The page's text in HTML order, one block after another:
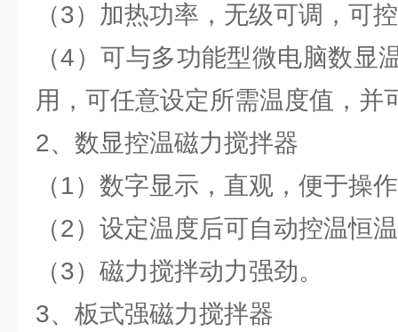
（3）加热功率，无级可调，可
（4）可与多功能型微电脑数显
用，可任意设定所需温度值，并
2、数显控温磁力搅拌器
（1）数字显示，直观，便于操
（2）设定温度后可自动控温恒
（3）磁力搅拌动力强劲。
3、板式强磁力搅拌器